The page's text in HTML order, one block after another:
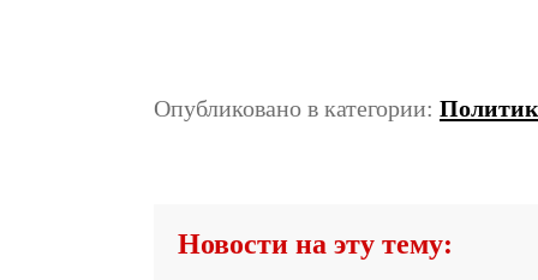
Опубликовано в категории:
Новости на эту тему: